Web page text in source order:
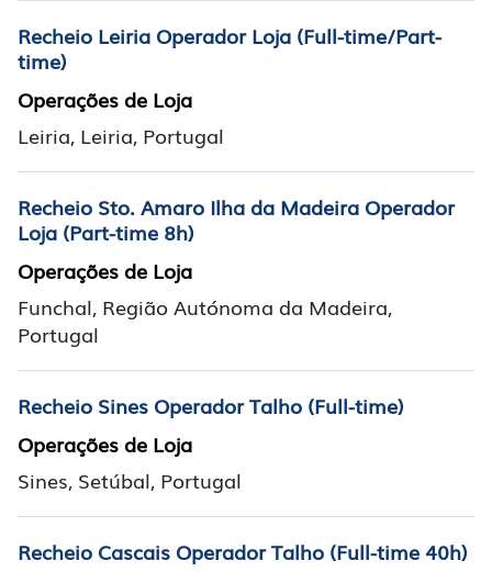
Recheio Leiria Operador Loja (Full-time/Part-
time)
Operações de Loja
Leiria, Leiria, Portugal
Recheio Sto. Amaro Ilha da Madeira Operador
Loja (Part-time 8h)
Operações de Loja
Funchal, Região Autónoma da Madeira,
Portugal
Recheio Sines Operador Talho (Full-time)
Operações de Loja
Sines, Setúbal, Portugal
Recheio Cascais Operador Talho (Full-time 40h)